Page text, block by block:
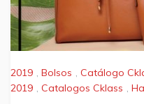
2019 , Bolsos , Catálogo
2019 , Catalogos Cklass ,